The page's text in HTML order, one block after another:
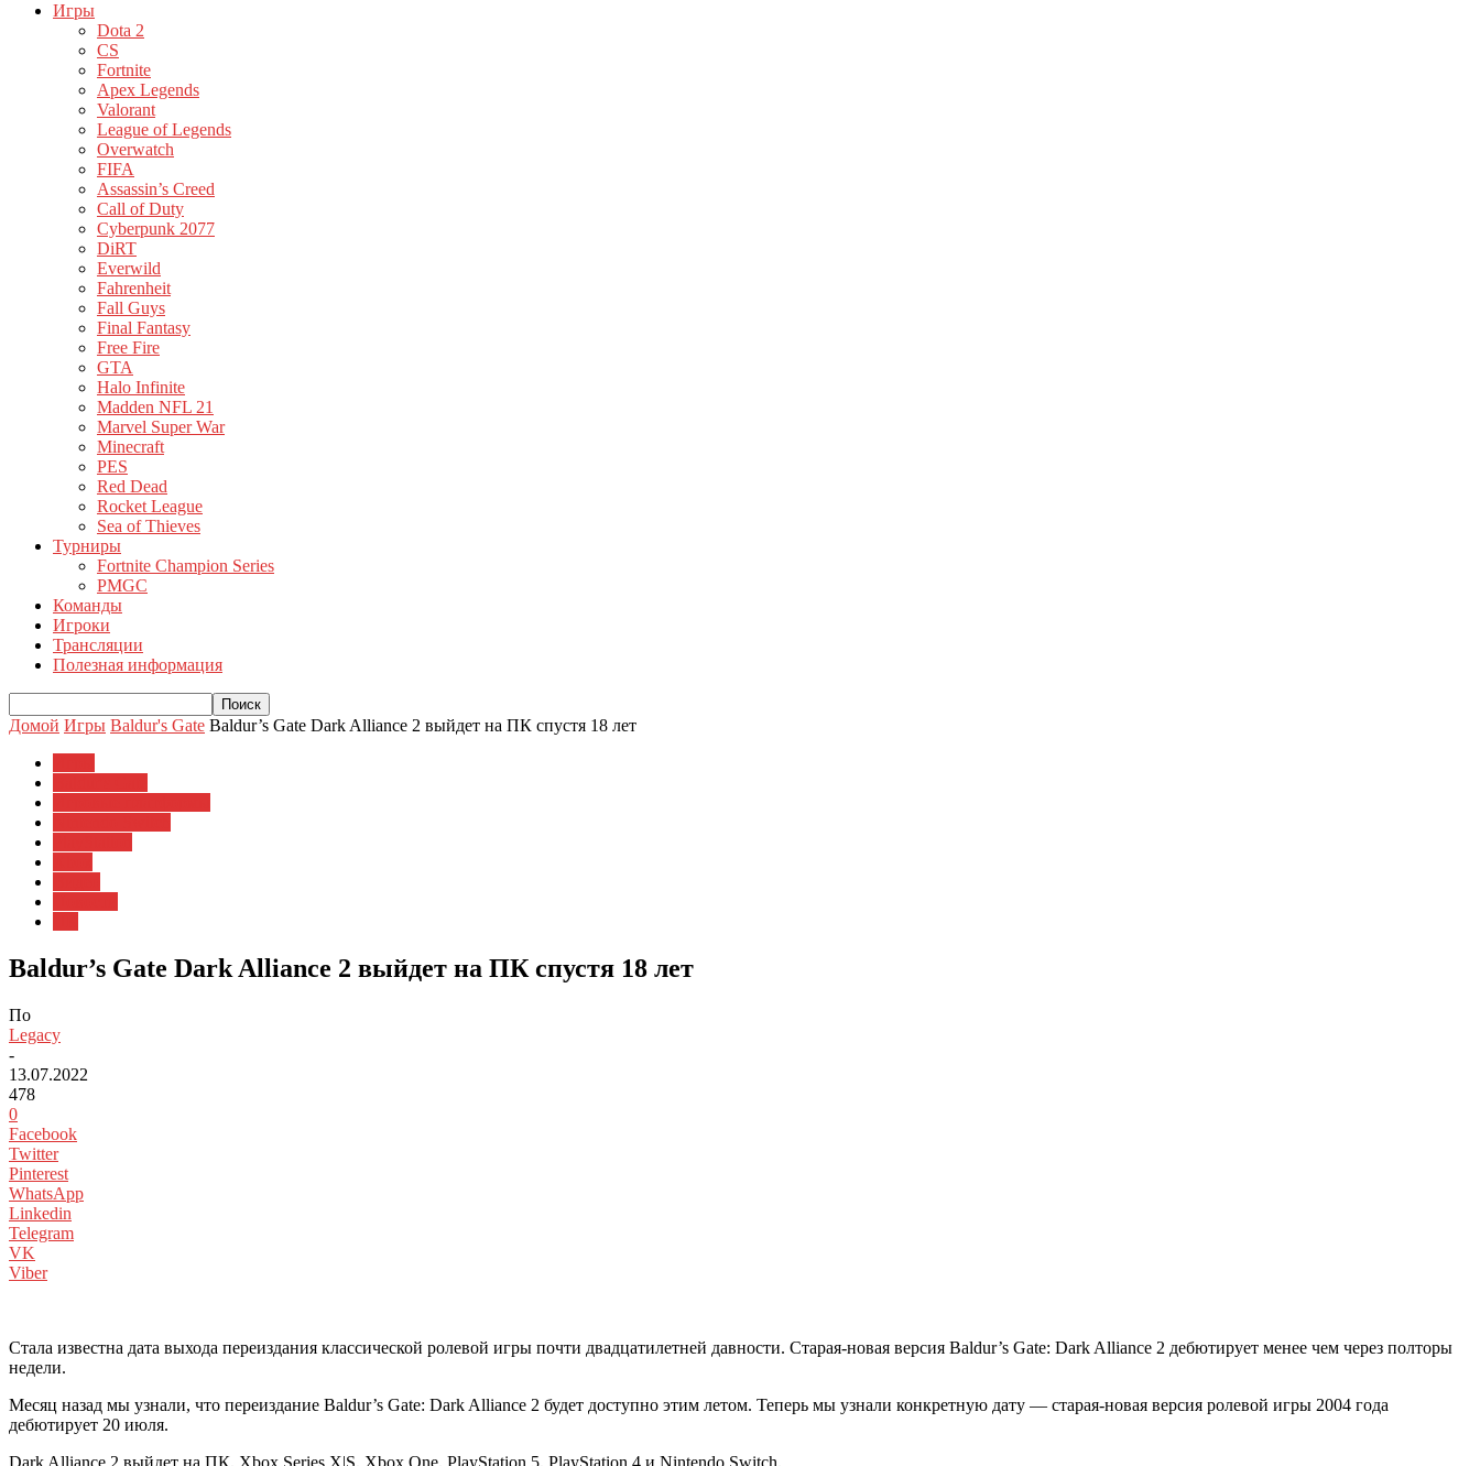
Игры
Dota 2
CS
Fortnite
Apex Legends
Valorant
League of Legends
Overwatch
FIFA
Assassin’s Creed
Call of Duty
Cyberpunk 2077
DiRT
Everwild
Fahrenheit
Fall Guys
Final Fantasy
Free Fire
GTA
Halo Infinite
Madden NFL 21
Marvel Super War
Minecraft
PES
Red Dead
Rocket League
Sea of Thieves
Турниры
Fortnite Champion Series
PMGC
Команды
Игроки
Трансляции
Полезная информация
Домой Игры Baldur's Gate Baldur’s Gate Dark Alliance 2 выйдет на ПК спустя 18 лет
Baldur’s Gate Dark Alliance 2 выйдет на ПК спустя 18 лет
По
Legacy
-
13.07.2022
478
0
Facebook
Twitter
Pinterest
WhatsApp
Linkedin
Telegram
VK
Viber
Стала известна дата выхода переиздания классической ролевой игры почти двадцатилетней давности. Старая-новая версия Baldur’s Gate: Dark Alliance 2 дебютирует менее чем через полторы
недели.
Месяц назад мы узнали, что переиздание Baldur’s Gate: Dark Alliance 2 будет доступно этим летом. Теперь мы узнали конкретную дату — старая-новая версия ролевой игры 2004 года
дебютирует 20 июля.
Dark Alliance 2 выйдет на ПК, Xbox Series X|S, Xbox One, PlayStation 5, PlayStation 4 и Nintendo Switch.